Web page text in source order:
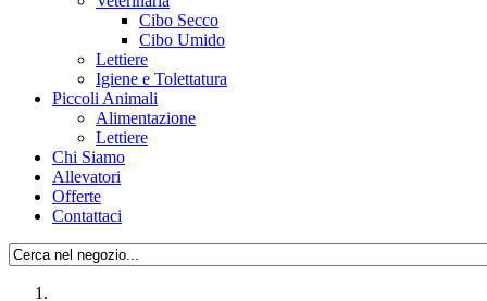
Cibo Secco
Cibo Umido
Lettiere
Igiene e Tolettatura
Piccoli Animali
Alimentazione
Lettiere
Chi Siamo
Allevatori
Offerte
Contattaci